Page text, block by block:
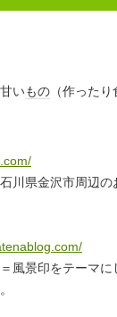
いもの （作った
川県金沢市周辺
風景印をテーマ